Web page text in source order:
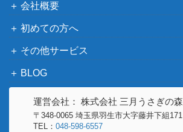
会社概要
初めての方へ
その他サービス
BLOG
運営会社： 株式会社 三月うさぎの森
〒348-0065 埼玉県羽生市大字藤井下組171
TEL： 048-598-6557